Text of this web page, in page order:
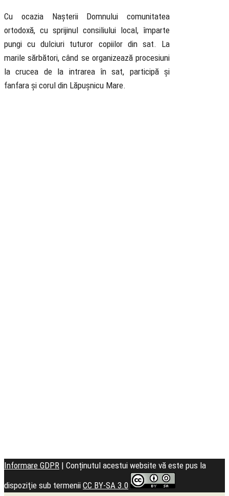
Cu ocazia Nașterii Domnului comunitatea
ortodoxă, cu sprijinul consiliului local, împarte
pungi cu dulciuri tuturor copiilor din sat. La
marile sărbători, când se organizează procesiuni
la crucea de la intrarea în sat, participă și
fanfara și corul din Lăpușnicu Mare.
Informare GDPR | Conținutul acestui website vă este pus la
dispoziţie sub termenii CC BY-SA 3.0